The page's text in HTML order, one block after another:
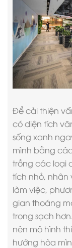
Để cải thiện
có diện tích
sống xanh
mình bằng
trồng các loại
tích nhỏ, nhân
làm việc,
gian thoáng
trong sạch
nên mô hình
hướng hòa